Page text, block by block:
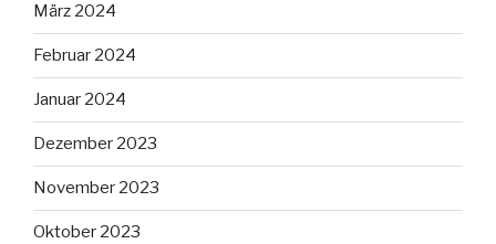
März 2024
Februar 2024
Januar 2024
Dezember 2023
November 2023
Oktober 2023